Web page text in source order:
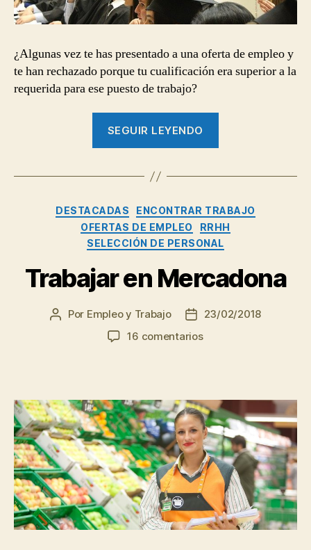
¿Algunas vez te has presentado a una oferta de empleo y
te han rechazado porque tu cualificación era superior a la
requerida para ese puesto de trabajo?
SEGUIR LEYENDO
rechazado
un
trabajo
por
estar
Categorías
DESTACADAS
ENCONTRAR TRABAJO
OFERTAS DE EMPLEO
RRHH
SELECCIÓN DE PERSONAL
Trabajar en Mercadona
Autor
Por Empleo y Trabajo
Fecha
de
23/02/2018
16 comentariosen